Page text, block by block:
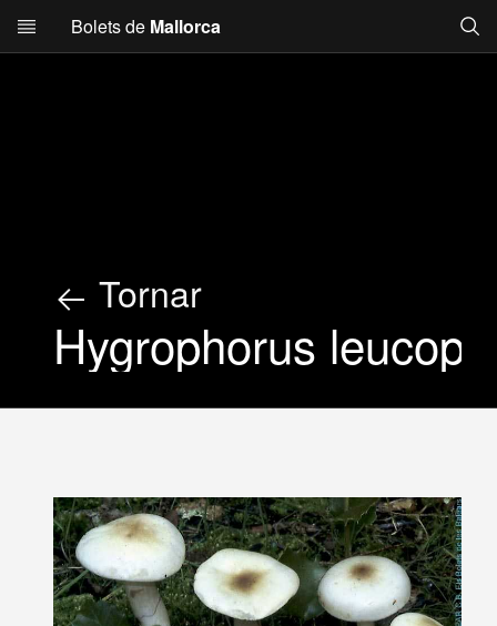
Skip to main content
Bolets de Mallorca
Tornar
Hygrophorus